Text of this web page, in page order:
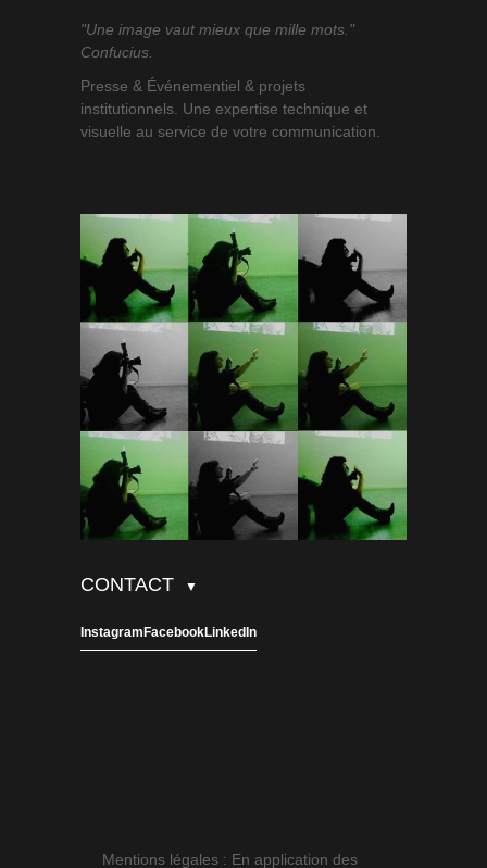
"Une image vaut mieux que mille mots."
Confucius.
Presse & Événementiel & projets
institutionnels. Une expertise technique et
visuelle au service de votre communication.
CONTACT ▼
Instagram FacebookLinkedIn
Mentions légales : En application des